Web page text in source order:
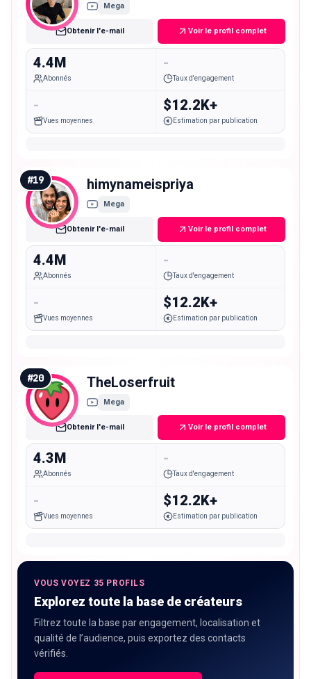
Mega
Obtenir l'e-mail Voir le profil complet
4.4M
Abonnés
-
Taux d'engagement
-
Vues moyennes
$12.2K+
Estimation par publication
#19 himynameispriya
Mega
Obtenir l'e-mail Voir le profil complet
4.4M
Abonnés
-
Taux d'engagement
-
Vues moyennes
$12.2K+
Estimation par publication
#20 TheLoserfruit
Mega
Obtenir l'e-mail Voir le profil complet
4.3M
Abonnés
-
Taux d'engagement
-
Vues moyennes
$12.2K+
Estimation par publication
VOUS VOYEZ 35 PROFILS
Explorez toute la base de créateurs
Filtrez toute la base par engagement, localisation et
qualité de l’audience, puis exportez des contacts
vérifiés.